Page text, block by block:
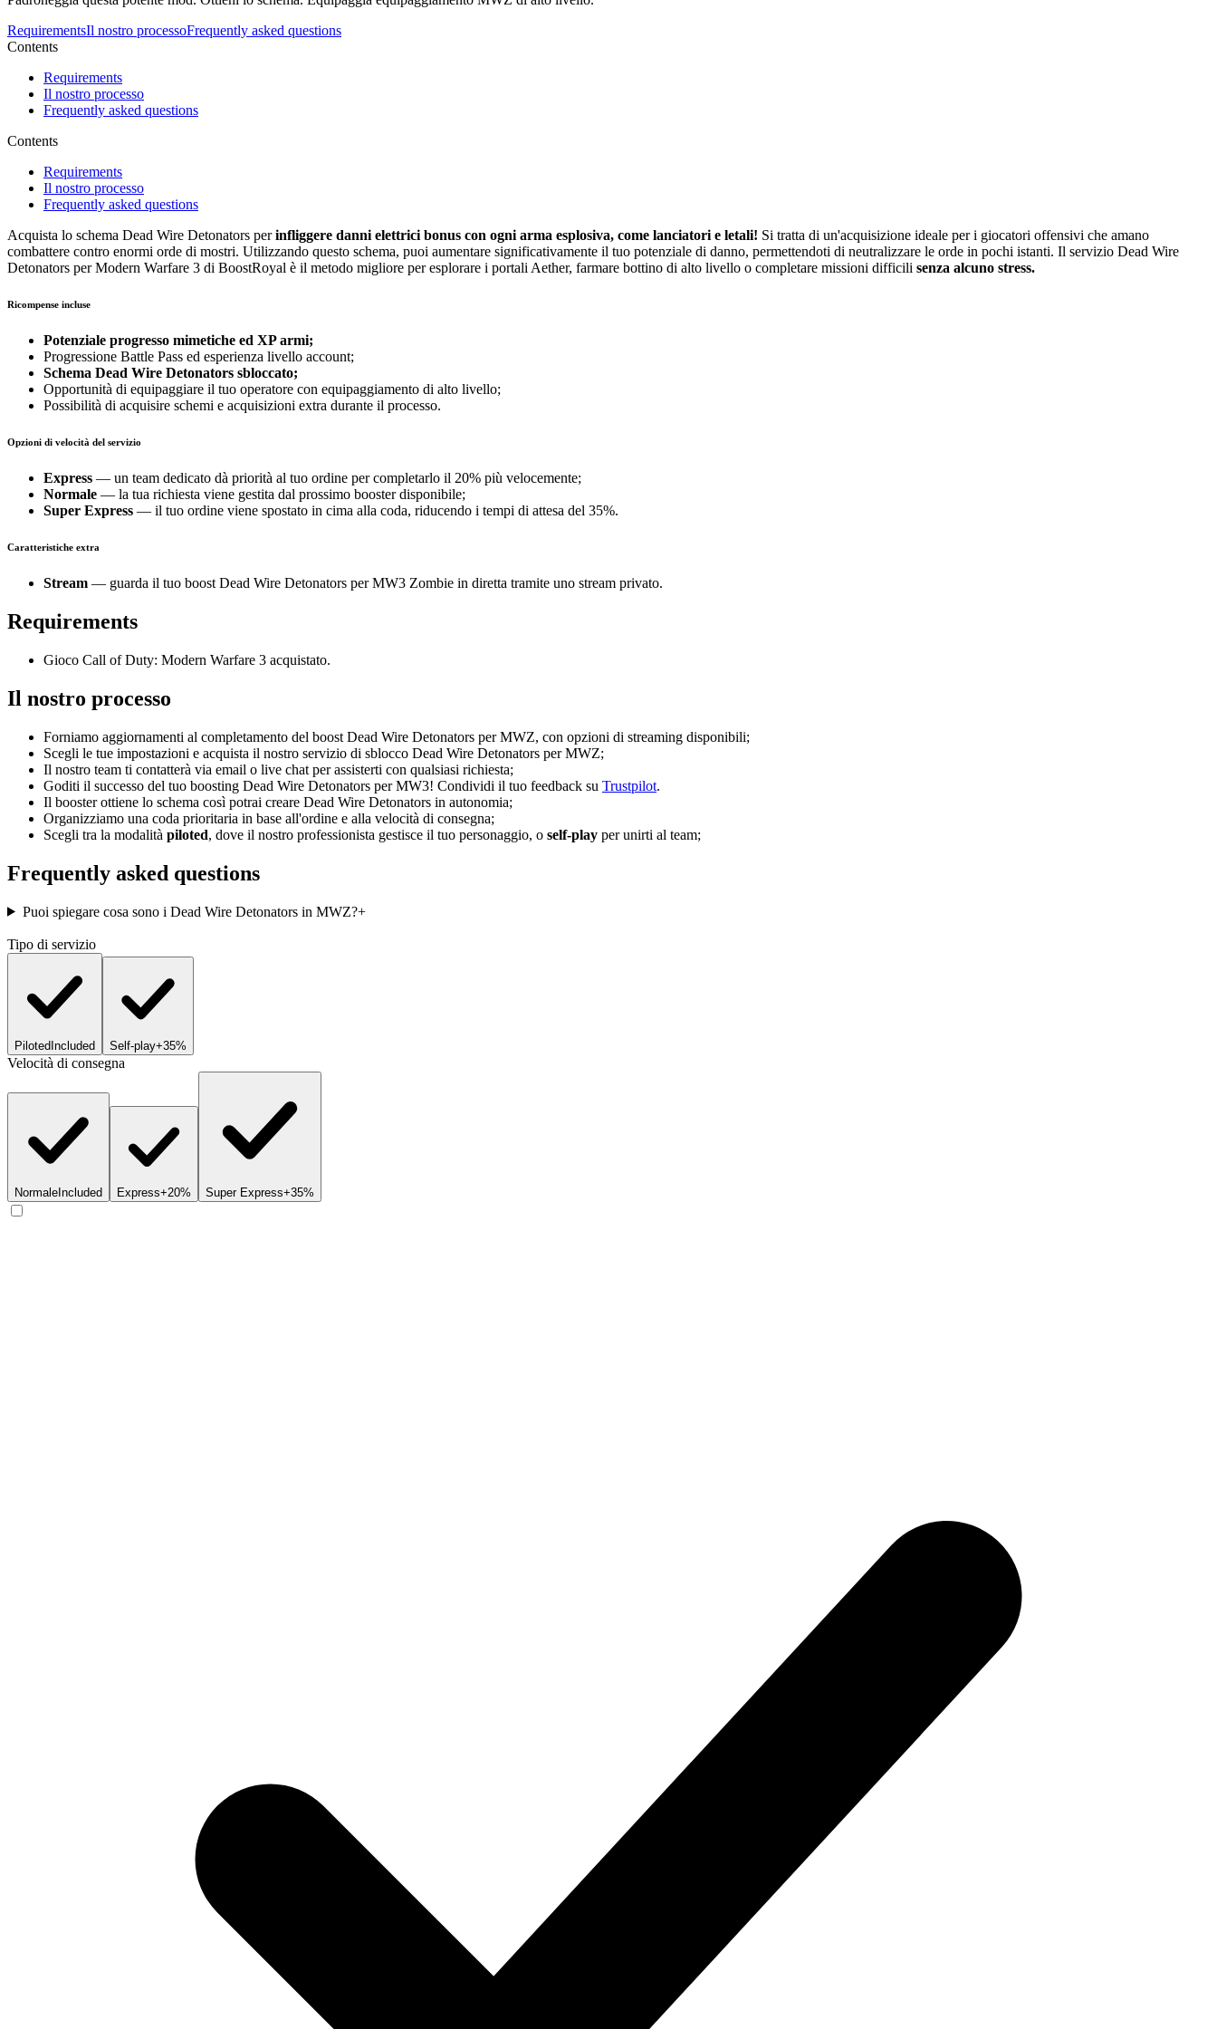
RequirementsIl nostro processoFrequently asked questions
Contents
Requirements
Il nostro processo
Frequently asked questions
Contents
Requirements
Il nostro processo
Frequently asked questions
Acquista lo schema Dead Wire Detonators perinfliggere danni elettrici bonus con ogni arma esplosiva, come lanciatori e letali! Si tratta di un'acquisizione ideale per i giocatori offensivi che amano
combattere contro enormi orde di mostri. Utilizzando questo schema, puoi aumentare significativamente il tuo potenziale di danno, permettendoti di neutralizzare le orde in pochi istanti. Il servizio Dead Wire
Detonators per Modern Warfare 3 di BoostRoyal è il metodo migliore per esplorare i portali Aether, farmare bottino di alto livello o completare missioni difficili senza alcuno stress.
Ricompense incluse
Potenziale progresso mimetiche ed XP armi;
Progressione Battle Pass ed esperienza livello account;
Schema Dead Wire Detonators sbloccato;
Opportunità di equipaggiare il tuo operatore con equipaggiamento di alto livello;
Possibilità di acquisire schemi e acquisizioni extra durante il processo.
Opzioni di velocità del servizio
Express — un team dedicato dà priorità al tuo ordine per completarlo il 20% più velocemente;
Normale — la tua richiesta viene gestita dal prossimo booster disponibile;
Super Express — il tuo ordine viene spostato in cima alla coda, riducendo i tempi di attesa del 35%.
Caratteristiche extra
Stream — guarda il tuo boost Dead Wire Detonators per MW3 Zombie in diretta tramite uno stream privato.
Requirements
Gioco Call of Duty: Modern Warfare 3 acquistato.
Il nostro processo
Forniamo aggiornamenti al completamento del boost Dead Wire Detonators per MWZ, con opzioni di streaming disponibili;
Scegli le tue impostazioni e acquista il nostro servizio di sblocco Dead Wire Detonators per MWZ;
Il nostro team ti contatterà via email o live chat per assisterti con qualsiasi richiesta;
Goditi il successo del tuo boosting Dead Wire Detonators per MW3! Condividi il tuo feedback su Trustpilot.
Il booster ottiene lo schema così potrai creare Dead Wire Detonators in autonomia;
Organizziamo una coda prioritaria in base all'ordine e alla velocità di consegna;
Scegli tra la modalità piloted, dove il nostro professionista gestisce il tuo personaggio, o self-play per unirti al team;
Frequently asked questions
Puoi spiegare cosa sono i Dead Wire Detonators in MWZ?+
Tipo di servizio
PilotedIncluded Self-play+35%
Velocità di consegna
NormaleIncluded Express+20% Super Express+35%